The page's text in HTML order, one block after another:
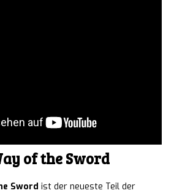
of the Sword
Sword ist der neueste Teil der